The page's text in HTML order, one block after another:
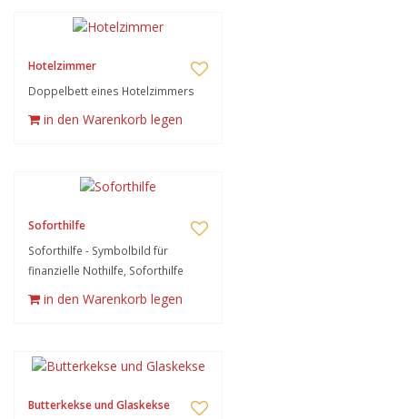
Hotelzimmer
Doppelbett eines Hotelzimmers
in den Warenkorb legen
Soforthilfe
Soforthilfe - Symbolbild für
finanzielle Nothilfe, Soforthilfe
in den Warenkorb legen
Butterkekse und Glaskekse